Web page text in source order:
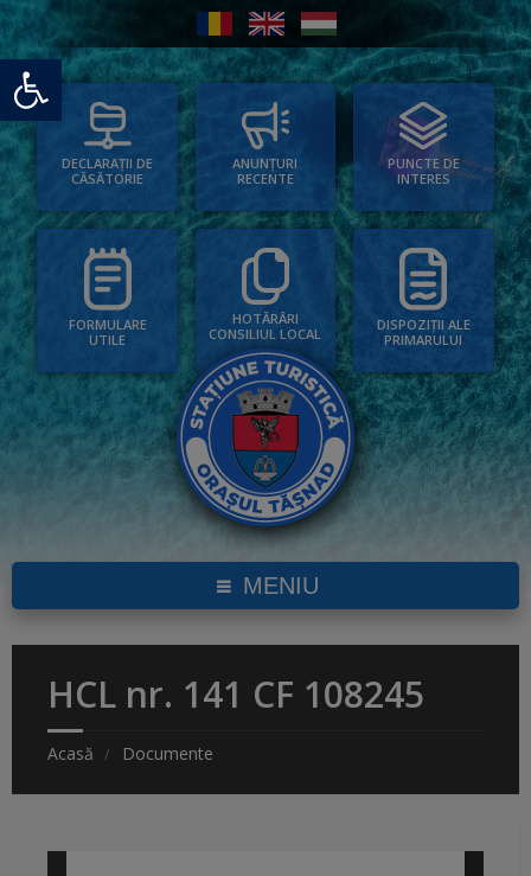
Deschide bara de unelte
DECLARAȚII DE
CĂSĂTORIE
ANUNȚURI
RECENTE
PUNCTE DE
INTERES
FORMULARE
UTILE
HOTĂRÂRI
CONSILIUL LOCAL
DISPOZIȚII ALE
PRIMARULUI
MENIU
HCL nr. 141 CF 108245
Acasă Documente